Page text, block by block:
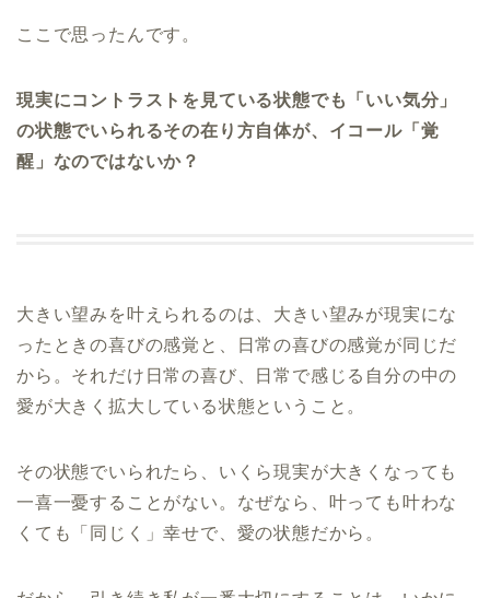
ここで思ったんです。
現実にコントラストを見ている状態でも「いい気分」
の状態でいられるその在り方自体が、イコール「覚
醒」なのではないか？
大きい望みを叶えられるのは、大きい望みが現実にな
ったときの喜びの感覚と、日常の喜びの感覚が同じだ
から。それだけ日常の喜び、日常で感じる自分の中の
愛が大きく拡大している状態ということ。
その状態でいられたら、いくら現実が大きくなっても
一喜一憂することがない。なぜなら、叶っても叶わな
くても「同じく」幸せで、愛の状態だから。